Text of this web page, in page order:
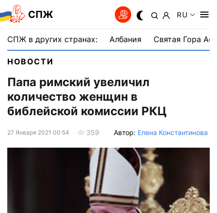
СПЖ RU
СПЖ в других странах: Албания Святая Гора
НОВОСТИ
Папа римский увеличил
количество женщин в
библейской комиссии РКЦ
27 Января 2021 00:54 359 Автор: Елена Константинова